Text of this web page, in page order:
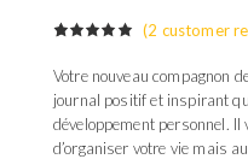
out of 5
based on
customer
rating
(2 customer
Votre nouveau compagnon
journal positif et inspirant
développement personnel.
d’organiser votre vie mais